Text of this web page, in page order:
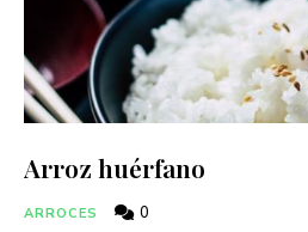
Arroz huérfano
ARROCES 0